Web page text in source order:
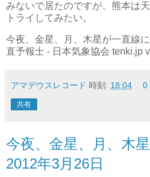
みないで居たのですが、熊本は
トライしてみたい。
今夜、金星、月、木星が一直線
直予報士 - 日本気象協会 tenki.jp
アマデウスレコード 時刻: 18:04 0
共有
今夜、金星、月、木
2012年3月26日